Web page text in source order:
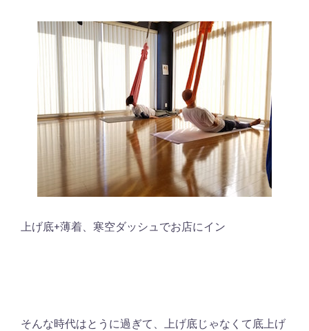
上げ底+薄着、寒空ダッシュでお店にイン
そんな時代はとうに過ぎて、上げ底じゃなくて底上げ